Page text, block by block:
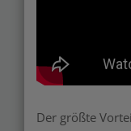
Der größte